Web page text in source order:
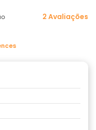
2 Avaliações